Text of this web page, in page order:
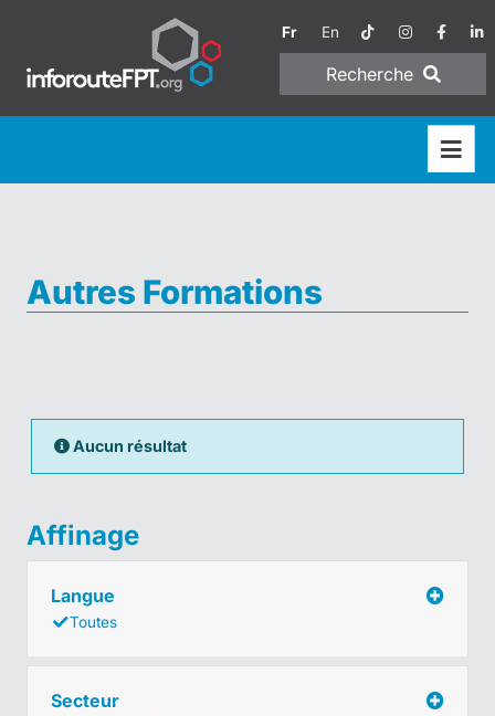
Fr En
Recherche
Autres Formations
Aucun résultat
Affinage
Langue
Toutes
Secteur